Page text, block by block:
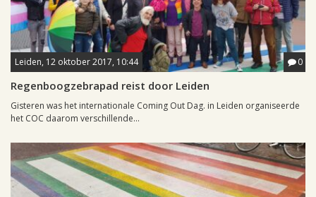
Leiden, 12 oktober 2017, 10:44 0
Regenboogzebrapad reist door Leiden
Gisteren was het internationale Coming Out Dag. in Leiden organiseerde
het COC daarom verschillende...